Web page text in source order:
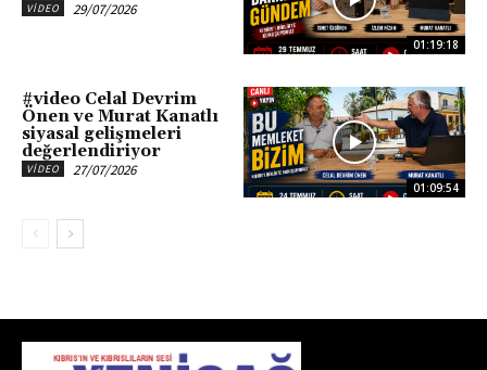
01:19:18
VIDEO 29/07/2026
01:09:54
#video Celal Devrim
Önen ve Murat Kanatlı
siyasal gelişmeleri
değerlendiriyor
VIDEO 27/07/2026